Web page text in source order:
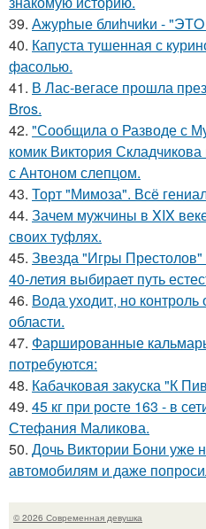
39. Ажурhые блиhчиkи -
40. Капуста тушенная с
фасолью.
41. В Лас-вегасе прошла
Bros.
42. "Сообщила о Разводе с
комик Виктория
с Антоном слепцом.
43. Торт "Мимоза". Всё
44. Зачем мужчины в XIX
своих туфлях.
45. Звезда "Игры
40-летия выбирает путь
46. Вода уходит, но
области.
47. Фаршированные
потребуются:
48. Кабачковая закуска "К
49. 45 кг при росте 163 - в
Стефания Маликова.
50. Дочь Виктории Бони уже
автомобилям и даже
© 2026 Современная девушка